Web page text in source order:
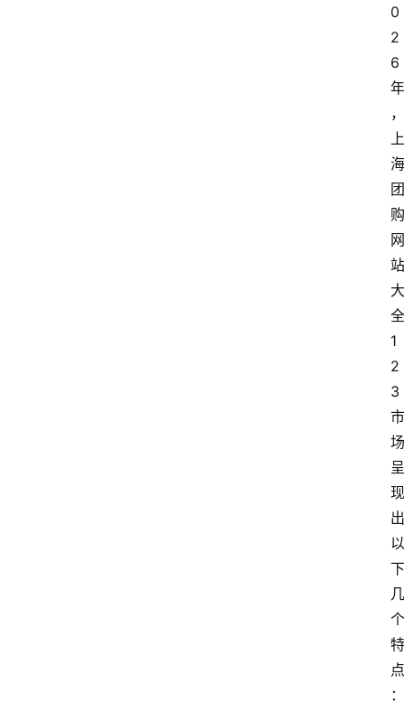
0
2
6
年
，
上
海
团
购
网
站
大
全
1
2
3
市
场
呈
现
出
以
下
几
个
特
点
：